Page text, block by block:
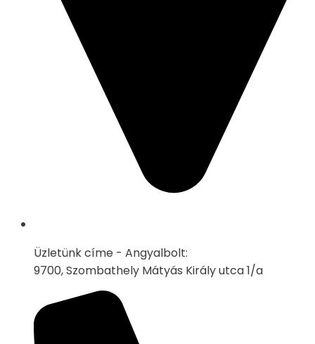
Üzletünk címe - Angyalbolt:
9700, Szombathely Mátyás Király utca 1/a